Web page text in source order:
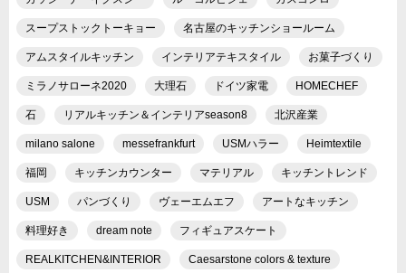
スープストックトーキョー 名古屋のキッチンショールーム
アムスタイルキッチン インテリアテキスタイル お菓子づくり
ミラノサローネ2020 大理石 ドイツ家電 HOMECHEF
石 リアルキッチン＆インテリアseason8 北沢産業
milano salone messefrankfurt USMハラー Heimtextile
福岡 キッチンカウンター マテリアル キッチントレンド
USM パンづくり ヴェーエムエフ アートなキッチン
料理好き dream note フィギュアスケート
REALKITCHEN&INTERIOR Caesarstone colors & texture